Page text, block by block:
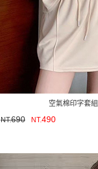
空氣棉印字套
NT.690 NT.490